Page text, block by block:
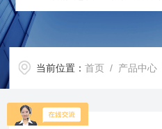
当前位置：首页 / 产品中心